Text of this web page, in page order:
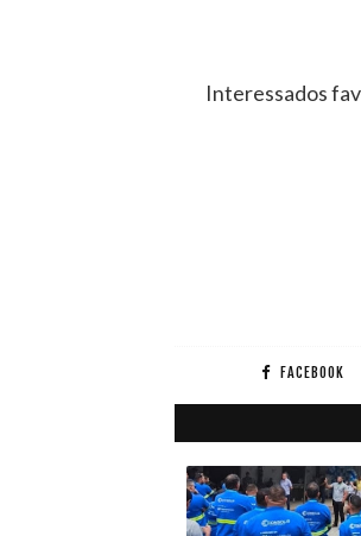
Interessados
FACEBOOK